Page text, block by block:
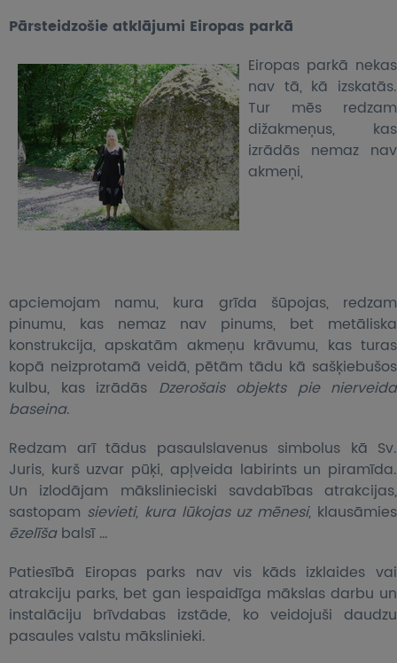
Pārsteidzošie atklājumi Eiropas parkā
Eiropas parkā nekas
nav tā, kā izskatās.
Tur mēs redzam
dižakmeņus, kas
izrādās nemaz nav
akmeņi,
apciemojam namu, kura grīda šūpojas, redzam
pinumu, kas nemaz nav pinums, bet metāliska
konstrukcija, apskatām akmeņu krāvumu, kas turas
kopā neizprotamā veidā, pētām tādu kā sašķiebušos
kulbu, kas izrādās Dzerošais objekts pie nierveida
baseina.
Redzam arī tādus pasaulslavenus simbolus kā Sv.
Juris, kurš uzvar pūķi, apļveida labirints un piramīda.
Un izlodājam mākslinieciski savdabības atrakcijas,
sastopam sievieti, kura lūkojas uz mēnesi, klausāmies
ēzelīšabalsī …
Patiesībā Eiropas parks nav vis kāds izklaides vai
atrakciju parks, bet gan iespaidīga mākslas darbu un
instalāciju brīvdabas izstāde, ko veidojuši daudzu
pasaules valstu mākslinieki.